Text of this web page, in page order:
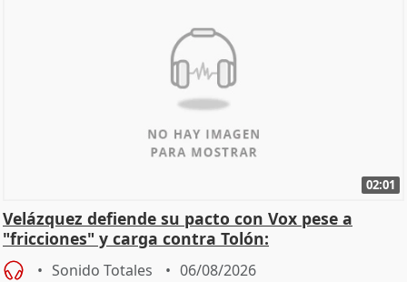
02:01
Velázquez defiende su pacto con Vox pese a
"fricciones" y carga contra Tolón:
Sonido Totales 06/08/2026